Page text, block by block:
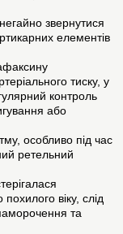
звернутися
елементів
тиску, у
контроль
або
особливо під час
ретельний
похилого віку, слід
та